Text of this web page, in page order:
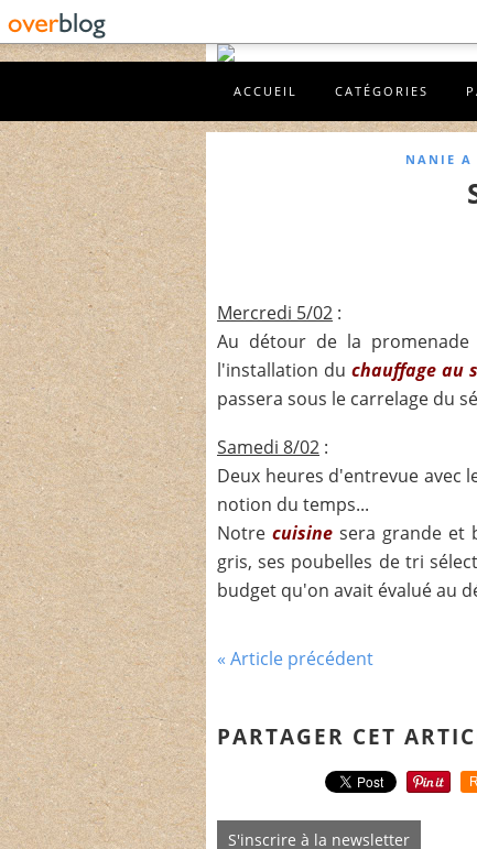
ACCUEIL CATÉGORIES
NANIE A
Mercredi 5/02 :
Au détour de la
l'installation du chauffage au
passera sous le carrelage du
Samedi 8/02 :
Deux heures d'entrevue avec
notion du temps...
Notrecuisine sera grande et
gris, ses poubelles de tri
budget qu'on avait évalué au
« Article précédent
PARTAGER CET
S'inscrire à la newsletter